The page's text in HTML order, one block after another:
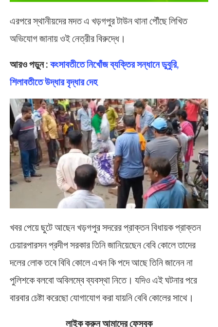
এরপরে স্থানীয়দের মদত এ খড়গপুর টাউন থানা পৌঁছে লিখিত
অভিযোগ জানায় ওই নেত্রীর বিরুদ্ধে।
আরও পড়ুন : কংসাবতীতে নিখোঁজ ব্যক্তির সন্ধানে ডুবুরি,
শিলাবতীতে উদ্ধার বৃদ্ধার দেহ
খবর পেয়ে ছুটে আছেন খড়গপুর সদরের প্রাক্তন বিধায়ক প্রাক্তন
চেয়ারপারসন প্রদীপ সরকার তিনি জানিয়েছেন বেবি কোলে তাদের
দলের লোক তবে বিবি কোলে এখন কি পদে আছে তিনি জানেন না
পুলিশকে বলবো অবিলম্বে ব্যবস্থা নিতে। যদিও এই ঘটনার পরে
বারবার চেষ্টা করেছো যোগাযোগ করা যায়নি বেবি কোলের সাথে।
লাইক করুন আমাদের ফেসবুক